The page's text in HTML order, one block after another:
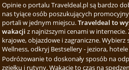
Opinie o portalu Traveldeal.pl są bardzo
nas tyiące osób poszukujących
portali w jednym miejscu.Traveldeal to
wakacji z najniższymi cenami w internecie.
krajowe, objazdowe i zagraniczne. Wybierz
Wellness, odkryj Bestsellery - jeziora,
Podróżowanie to doskonały sposób na
zgiełku i rutyny. Wakacje to czas na